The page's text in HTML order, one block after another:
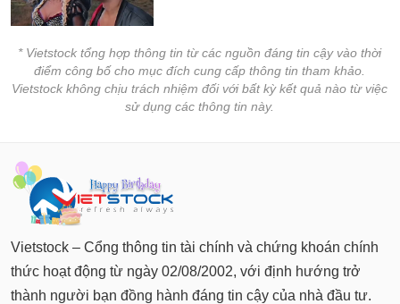
* Vietstock tổng hợp thông tin từ các nguồn đáng tin cậy vào thời
điểm công bố cho mục đích cung cấp thông tin tham khảo.
Vietstock không chịu trách nhiệm đối với bất kỳ kết quả nào từ việc
sử dụng các thông tin này.
Vietstock – Cổng thông tin tài chính và chứng khoán chính
thức hoạt động từ ngày 02/08/2002, với định hướng trở
thành người bạn đồng hành đáng tin cậy của nhà đầu tư.